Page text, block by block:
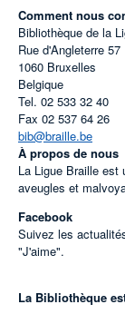
Comment nous
Bibliothèque de la
Rue d'Angleterre 57
1060 Bruxelles
Belgique
Tel. 02 533 32 40
Fax 02 537 64 26
bib@braille.be
À propos de nous
La Ligue Braille est
aveugles et
Facebook
Suivez les
"J'aime".
La Bibliothèque